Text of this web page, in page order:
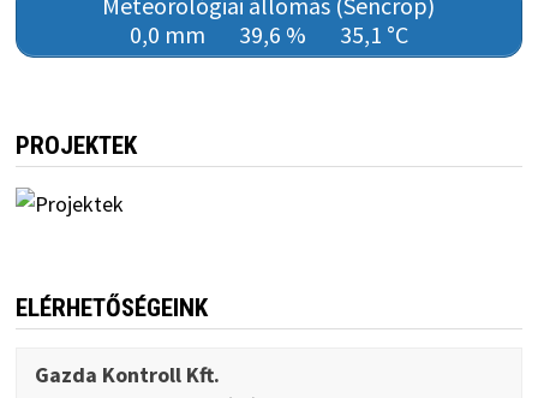
0,0 mm
39,6 % 35,1 °C
PROJEKTEK
ELÉRHETŐSÉGEINK
Gazda Kontroll Kft.